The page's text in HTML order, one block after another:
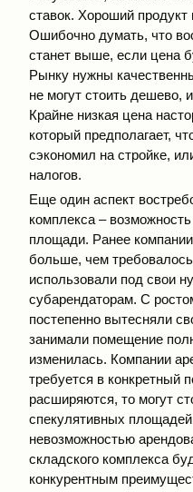
ставок. Хороший
Ошибочно думать, что
станет выше, если цена
Рынку нужны
не могут стоить дешево,
Крайне низкая цена
который предполагает,
сэкономил на стройке,
налогов.
Еще один аспект
комплекса –
площади. Ранее
больше, чем
использовали под свои
субарендаторам. С
постепенно вытесняли
занимали помещение
изменилась. Компании
требуется в конкретный
расширяются, то могут
спекулятивных
невозможностью
складского комплекса
конкурентным